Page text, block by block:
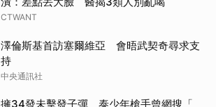
CTWANT
澤倫斯基首訪塞爾維亞 會晤武契奇尋求支
持
中央通訊社
擁34發未擊發子彈 泰少年槍手曾網搜「